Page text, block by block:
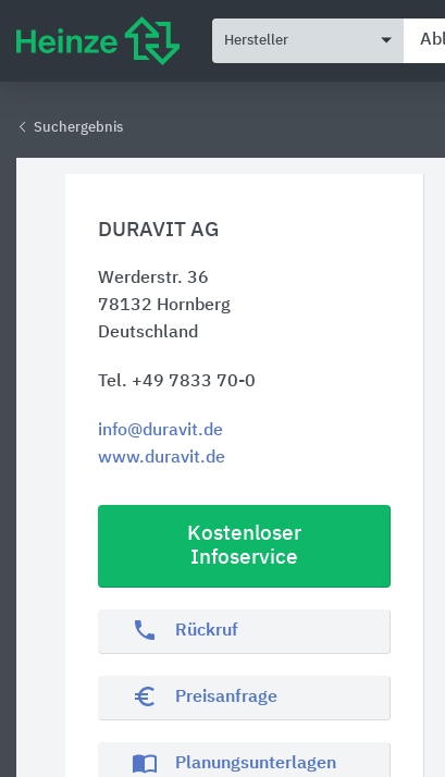
Hersteller
Suchergebnis
DURAVIT AG
Werderstr. 36
78132 Hornberg
Deutschland
Tel. +49 7833 70-0
info@duravit.de
www.duravit.de
Kostenloser
Infoservice
phone Rückruf
euro_symbol Preisanfrage
import_contacts Planungsunterlagen